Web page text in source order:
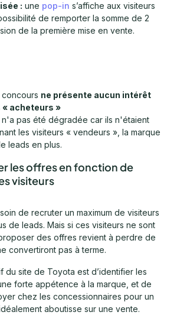
: une pop-in s’affiche aux visiteurs
de remporter la somme de 2
de la première mise en vente.
ne présente aucun intérêt
acheteurs »
pas été dégradée car ils n'étaient
les visiteurs « vendeurs », la marque
leads en plus.
les offres en fonction de
visiteurs
de recruter un maximum de visiteurs
de leads. Mais si ces visiteurs ne sont
des offres revient à perdre de
convertiront pas à terme.
du site de Toyota est d’identifier les
forte appétence à la marque, et de
chez les concessionnaires pour un
aboutisse sur une vente.